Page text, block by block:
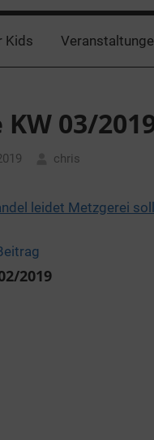
Kids
KW 03/
chris
leidet Metzgerei
2019